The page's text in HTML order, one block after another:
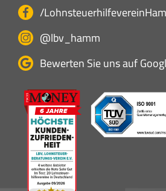
/
@lbv_hamm
Bewerten Sie uns auf